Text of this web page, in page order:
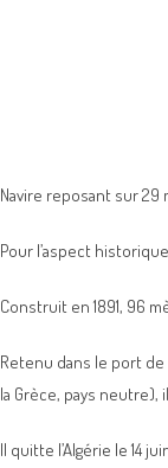
Navire reposant sur
Pour l’aspect
Construit en 1891, 96
Retenu dans le port de
la Grèce, pays neutre),
Il quitte l’Algérie le 14